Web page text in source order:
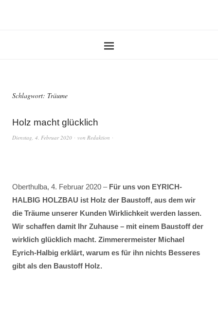
Schlagwort: Träume
Holz macht glücklich
Dienstag, 4. Februar 2020 von Redaktion
Oberthulba, 4. Februar 2020 – Für uns von EYRICH-
HALBIG HOLZBAU ist Holz der Baustoff, aus dem wir
die Träume unserer Kunden Wirklichkeit werden lassen.
Wir schaffen damit Ihr Zuhause – mit einem Baustoff der
wirklich glücklich macht. Zimmerermeister Michael
Eyrich-Halbig erklärt, warum es für ihn nichts Besseres
gibt als den Baustoff Holz.